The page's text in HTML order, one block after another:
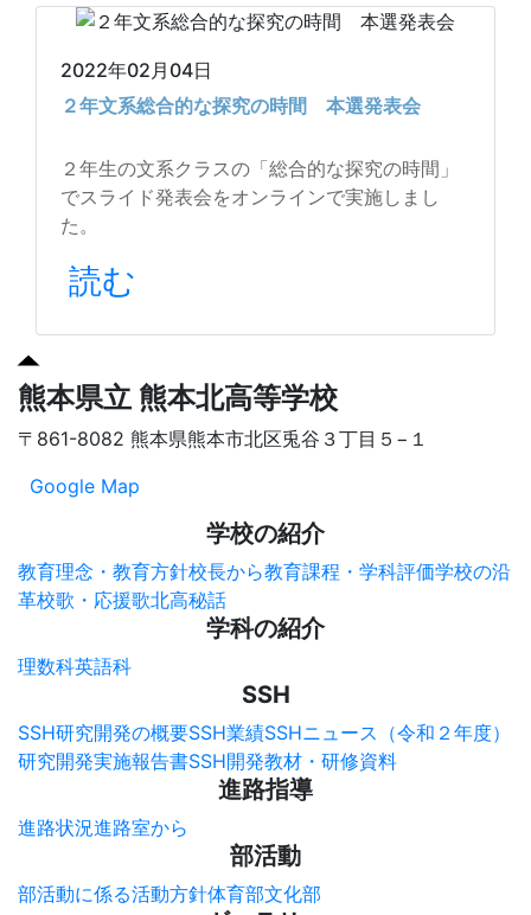
2022年02月04日
２年文系総合的な探究の時間 本選発表会
２年生の文系クラスの「総合的な探究の時間」
でスライド発表会をオンラインで実施しまし
た。
読む
熊本県立 熊本北高等学校
〒861-8082 熊本県熊本市北区兎谷３丁目５−１
Google Map
学校の紹介
教育理念・教育方針校長から教育課程・学科評価学校の沿
革校歌・応援歌北高秘話
学科の紹介
理数科英語科
SSH
SSH研究開発の概要SSH業績SSHニュース（令和２年度）
研究開発実施報告書SSH開発教材・研修資料
進路指導
進路状況進路室から
部活動
部活動に係る活動方針体育部文化部